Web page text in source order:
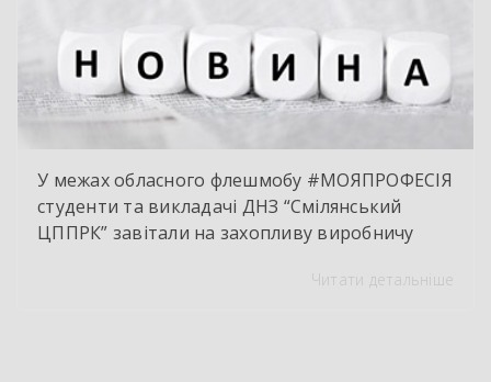
У межах обласного флешмобу #МОЯПРОФЕСІЯ
студенти та викладачі ДНЗ “Смілянський
ЦППРК” завітали на захопливу виробничу
НВК “Лідер”. Світлі кахлі, інноваційнеЧитати детальніше